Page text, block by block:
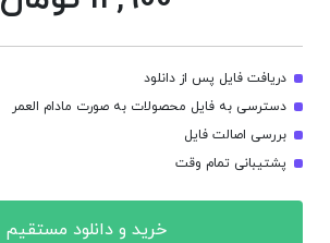
دریافت فایل پس از دانلود
دسترسی به فایل محصولات به صورت مادام العمر
بررسی اصالت فایل
پشتیبانی تمام وقت
خرید و دانلود مستقیم